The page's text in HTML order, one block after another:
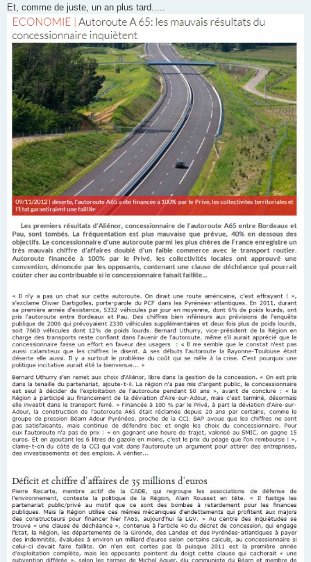
s
s
a
e
n
o
n
l
u
Et, comme de juste, un an plus tard.....